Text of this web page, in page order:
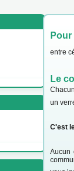
entre
Le
un
C'est
Aucun